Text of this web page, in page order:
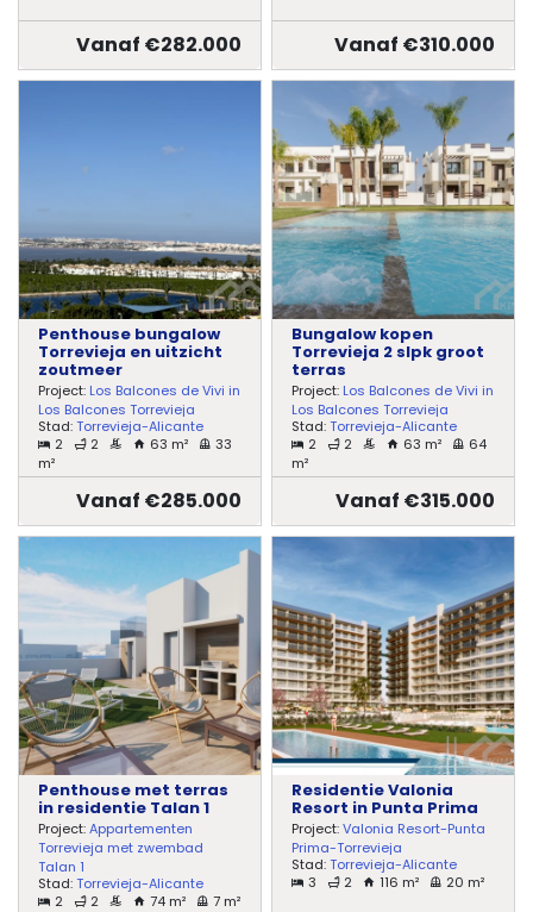
Vanaf €282.000 Vanaf €310.000
Penthouse bungalow
Torrevieja en uitzicht
zoutmeer
Project: Los Balcones de Vivi in
Los Balcones Torrevieja
Stad:Torrevieja-Alicante
2
2 63 m²
33
m²
Vanaf €285.000
Bungalow kopen
Torrevieja 2 slpk groot
terras
Project: Los Balcones de Vivi in
Los Balcones Torrevieja
Stad:Torrevieja-Alicante
2
2 63 m²
64
m²
Vanaf €315.000
Penthouse met terras
in residentie Talan 1
Project:Appartementen
Torrevieja met zwembad
Talan 1
Stad:Torrevieja-Alicante
2
2 74 m² 7 m²
Residentie Valonia
Resort in Punta Prima
Project:Valonia Resort-Punta
Prima-Torrevieja
Stad:Torrevieja-Alicante
3
2 116 m² 20 m²